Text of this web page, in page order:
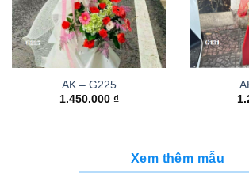
AK – G225
1.450.000 ₫
Xem thêm mẫu